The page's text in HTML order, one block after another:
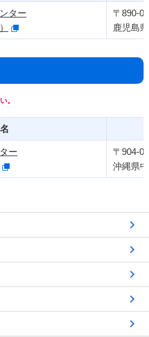
ター
〒890-
鹿児島
ー
〒904-
沖縄県